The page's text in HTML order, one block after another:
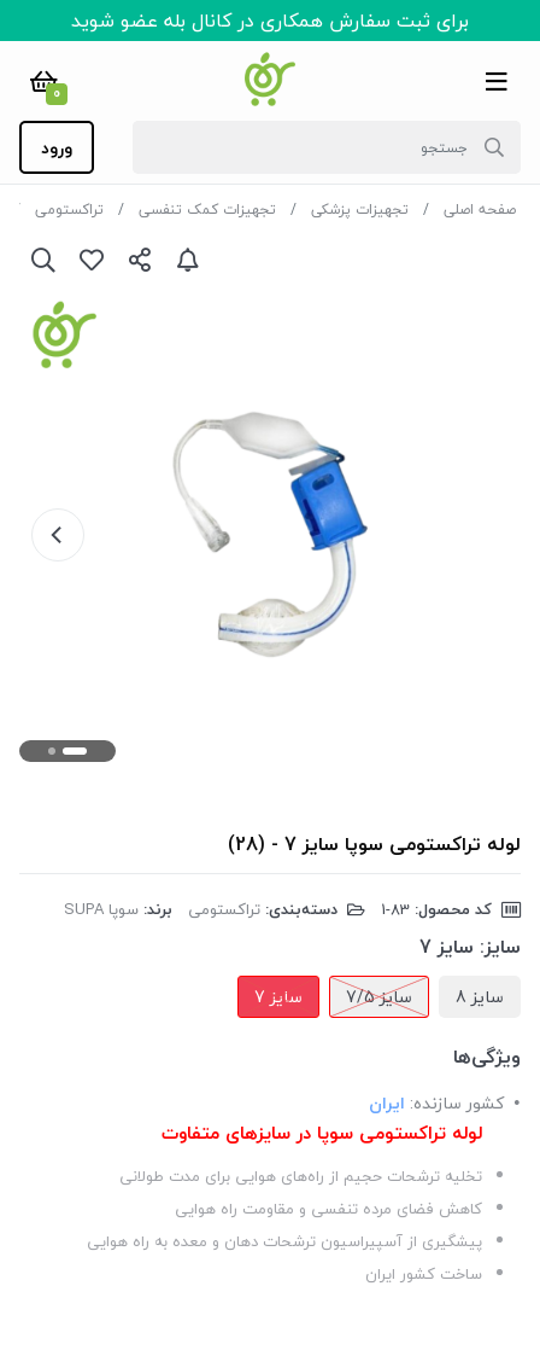
برای ثبت سفارش همکاری در کانال بله عضو شوید
0
ورود
صفحه اصلی تجهیزات پزشکی تجهیزات کمک تنفسی تراکستومی
لوله تراکستومی سوپا سایز 7 - (28)
کد محصول: دسته‌بندی: تراکستومی برند: سوپا SUPA
سایز: سایز 7
سایز 8 سایز 7/5 سایز 7
ویژگی‌ها
کشور سازنده: ایران
لوله تراکستومی سوپا در سایزهای متفاوت
تخلیه ترشحات حجیم از راه‌های هوایی برای مدت طولانی
کاهش فضای مرده تنفسی و مقاومت راه هوایی
پیشگیری از آسپیراسیون ترشحات دهان و معده به راه هوایی
ساخت کشور ایران